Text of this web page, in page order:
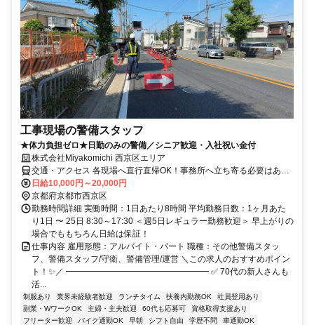
工事現場の警備スタッフ
★体力負担ゼロ★日勤のみの警備／シニア歓迎・入社祝い金付
株式会社Miyakomichi 西京区エリア
交通・アクセス 各現場へ直行直帰OK！事務所へ立ち寄る必要はあり
ません。
日給10,000円～20,000円
京都府京都市西京区
勤務時間詳細 実働時間：1日あたり8時間 平均勤務日数：1ヶ月あた
り1日 〜 25日 8:30～17:30 ＜週5日レギュラー勤務歓迎＞ 早上がりの
場合でももちろん日給は保証！
仕事内容 雇用形態：アルバイト・パート 職種：その他警備スタッ
フ、警備スタッフ/守衛、警備管理/運営 ＼この求人のおすすめポイン
ト！✨／ ━━━━━━━━━━━━━━━━━ ✅ 70代の新人さんも
活...
制服あり 業界未経験者歓迎 ランチタイム 扶養内勤務OK
社員登用あり
副業・WワークOK
主婦・主夫歓迎 60代も応募可
資格取得支援あり
フリーター歓迎
バイク通勤OK 早朝 シフト自由 学歴不問
車通勤OK